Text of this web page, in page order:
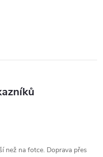
než na fotce. Doprava přes